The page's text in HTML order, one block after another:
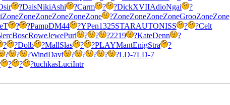
?DaisNikiAshi ?Carm ? ?DickXVIIAdioNgai
?
ZoneZoneZoneZoneZoneZone ?ZoneZoneZoneZoneGrooZoneZone
? ?PampDM44 ?YPen1325STARAUTONISS ? ?Celt
BoscRoweJewePuri ? ? ?2219 ?KateDenn
?
? ?Dolb ?MallSlas ? ?PLAYMantEnigStra
?
? ? ?WindDavi ? ? ? ? ?LD-7LD-7
? ? ?tuchkasLuciIntr